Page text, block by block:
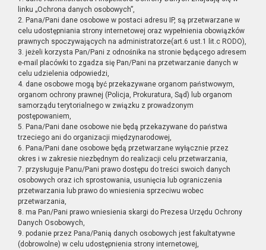
linku „Ochrona danych osobowych”,
2. Pana/Pani dane osobowe w postaci adresu IP, są przetwarzane w
celu udostępniania strony internetowej oraz wypełnienia obowiązków
prawnych spoczywających na administratorze(art.6 ust.1 lit.c RODO),
3. jeżeli korzysta Pan/Pani z odnośnika na stronie będącego adresem
e-mail placówki to zgadza się Pan/Pani na przetwarzanie danych w
celu udzielenia odpowiedzi,
4. dane osobowe mogą być przekazywane organom państwowym,
organom ochrony prawnej (Policja, Prokuratura, Sąd) lub organom
samorządu terytorialnego w związku z prowadzonym
postępowaniem,
5. Pana/Pani dane osobowe nie będą przekazywane do państwa
trzeciego ani do organizacji międzynarodowej,
6. Pana/Pani dane osobowe będą przetwarzane wyłącznie przez
okres i w zakresie niezbędnym do realizacji celu przetwarzania,
7. przysługuje Panu/Pani prawo dostępu do treści swoich danych
osobowych oraz ich sprostowania, usunięcia lub ograniczenia
przetwarzania lub prawo do wniesienia sprzeciwu wobec
przetwarzania,
8. ma Pan/Pani prawo wniesienia skargi do Prezesa Urzędu Ochrony
Danych Osobowych,
9. podanie przez Pana/Panią danych osobowych jest fakultatywne
(dobrowolne) w celu udostępnienia strony internetowej,